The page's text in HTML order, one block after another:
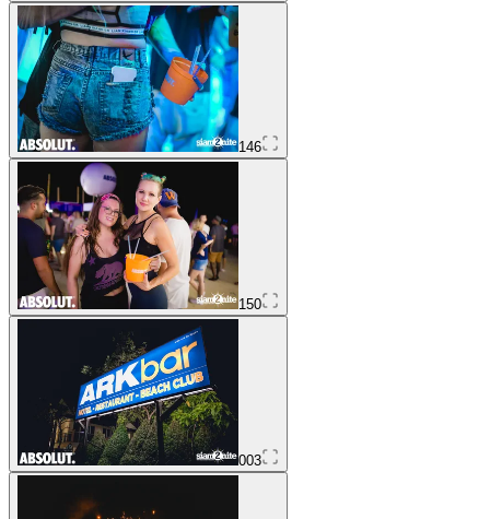
146
150
003